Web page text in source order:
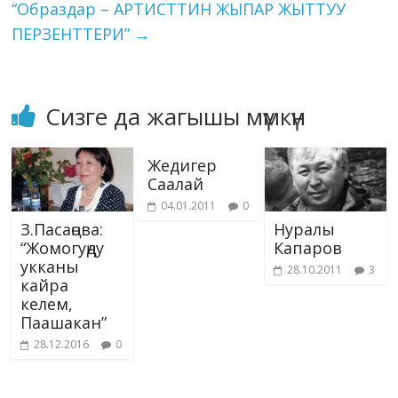
“Образдар – АРТИСТТИН ЖЫПАР ЖЫТТУУ
ПЕРЗЕНТТЕРИ” →
Сизге да жагышы мүмкүн
З.Пасаңова:
“Жомогуңду
укканы
кайра
келем,
Паашакан”
28.12.2016 0
Жедигер
Саалай
04.01.2011 0
Нуралы
Капаров
28.10.2011 3